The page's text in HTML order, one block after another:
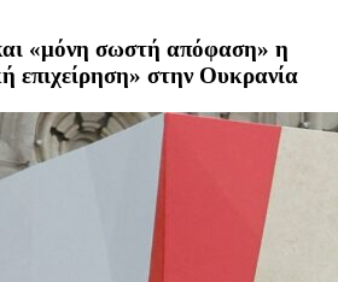
«μόνη σωστή απόφαση» η
επιχείρηση» στην Ουκρανία